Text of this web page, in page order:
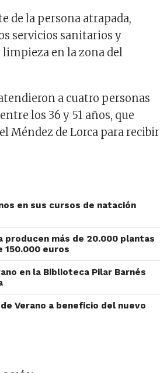
de la persona atrapada,
servicios sanitarios y
en la zona del
a cuatro personas
los 36 y 51 años, que
Méndez de Lorca para recibir
en sus cursos de natación
producen más de 20.000 plantas
150.000 euros
en la Biblioteca Pilar Barnés
Verano a beneficio del nuevo